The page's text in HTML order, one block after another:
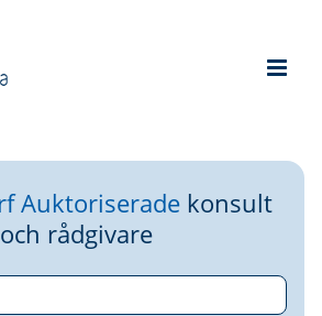
Auktoriserade konsult
och rådgivare